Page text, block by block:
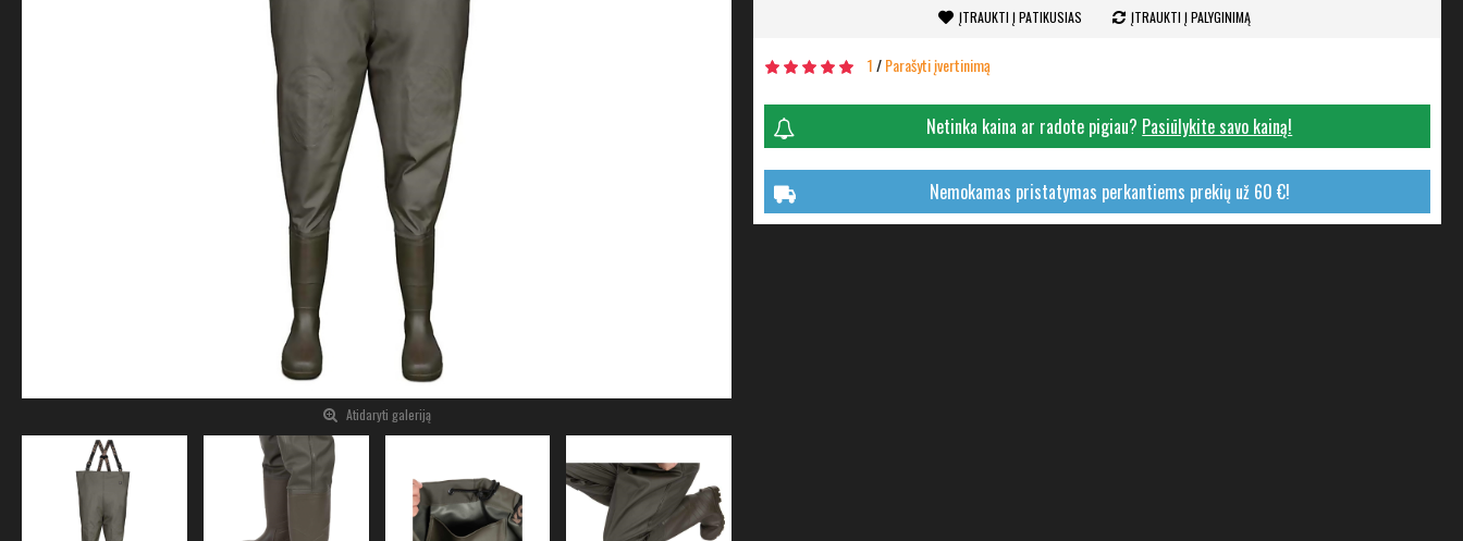
Atidaryti galeriją
ĮTRAUKTI Į PATIKUSIAS ĮTRAUKTI Į PALYGINIMĄ
1/Parašyti įvertinimą
Netinka kaina ar radote pigiau? Pasiūlykite savo kainą!
Nemokamas pristatymas perkantiems prekių už 60 €!